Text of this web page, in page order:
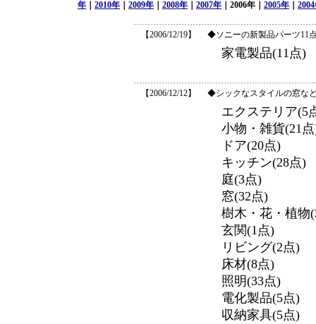
年
2010年 2009年 2008年 2007年 ｜2006年｜ 2005年
【2006/12/19】 ◆ソニーの新製品パーツ11
家電製品(11点)
【2006/12/12】 ◆シックなスタイルの窓な
エクステリア(5
小物・雑貨(21
ドア(20点)
キッチン(28点)
庭(3点)
窓(32点)
樹木・花・植物
玄関(1点)
リビング(2点)
床材(8点)
照明(33点)
電化製品(5点)
収納家具(5点)